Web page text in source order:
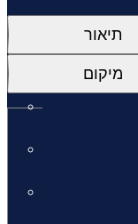
תיאור
מיקום
קשר